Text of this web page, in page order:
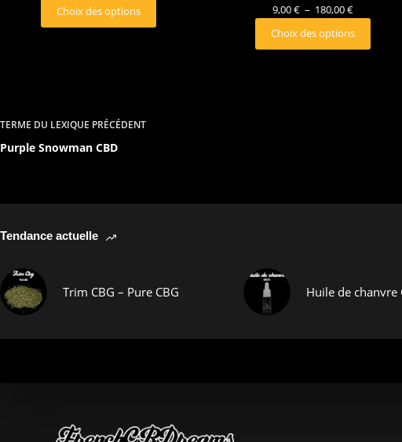
Choix des options
9,00€ – 180,00€
Choix des options
TERME DU LEXIQUE PRÉCÉDENT
Purple Snowman CBD
Tendance actuelle
Trim CBG – Pure CBG Huile de chanvre